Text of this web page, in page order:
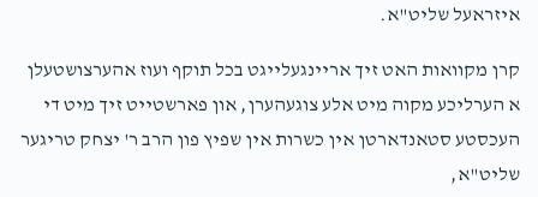
איזראעל שליט"א.
קרן מקוואות האט זיך אריינגעלייגט בכל תוקף ועוז אהערצושטעלן
א הערליכע מקוה מיט אלע צוגעהערן, און פארשטייט זיך מיט די
העכסטע סטאנדארטן אין כשרות אין שפיץ פון הרב ר' יצחק טריגער
שליט"א,